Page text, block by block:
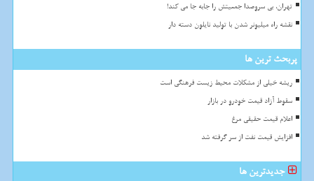
تهران، بی سروصدا جمعیتش را جابه جا می کند!
نقشه راه میلیونر شدن با تولید نایلون دسته دار
پربحث ترین ها
ریشه خیلی از مشکلات محیط زیست فرهنگی است
سقوط آزاد قیمت خودرو در بازار
اعلام قیمت حقیقی مرغ
افزایش قیمت نفت از سر گرفته شد
جدیدترین ها